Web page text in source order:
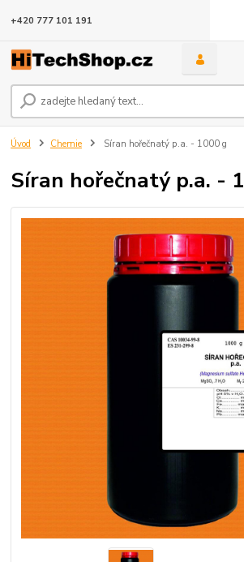
+420 777 101 191
Úvod Chemie Síran hořečnatý p.a. - 1000 g
Síran hořečnatý p.a. -